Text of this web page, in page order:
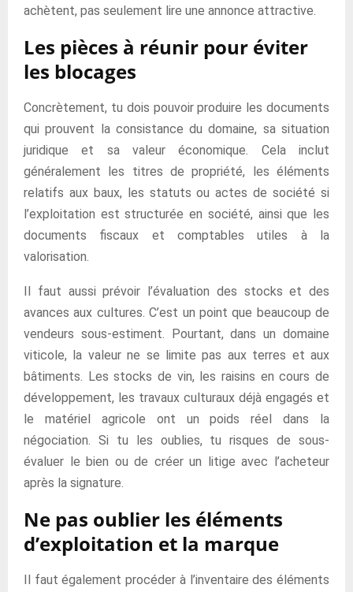
achètent, pas seulement lire une annonce attractive.
Les pièces à réunir pour éviter
les blocages
Concrètement, tu dois pouvoir produire les documents
qui prouvent la consistance du domaine, sa situation
juridique et sa valeur économique. Cela inclut
généralement les titres de propriété, les éléments
relatifs aux baux, les statuts ou actes de société si
l’exploitation est structurée en société, ainsi que les
documents fiscaux et comptables utiles à la
valorisation.
Il faut aussi prévoir l’évaluation des stocks et des
avances aux cultures. C’est un point que beaucoup de
vendeurs sous-estiment. Pourtant, dans un domaine
viticole, la valeur ne se limite pas aux terres et aux
bâtiments. Les stocks de vin, les raisins en cours de
développement, les travaux culturaux déjà engagés et
le matériel agricole ont un poids réel dans la
négociation. Si tu les oublies, tu risques de sous-
évaluer le bien ou de créer un litige avec l’acheteur
après la signature.
Ne pas oublier les éléments
d’exploitation et la marque
Il faut également procéder à l’inventaire des éléments